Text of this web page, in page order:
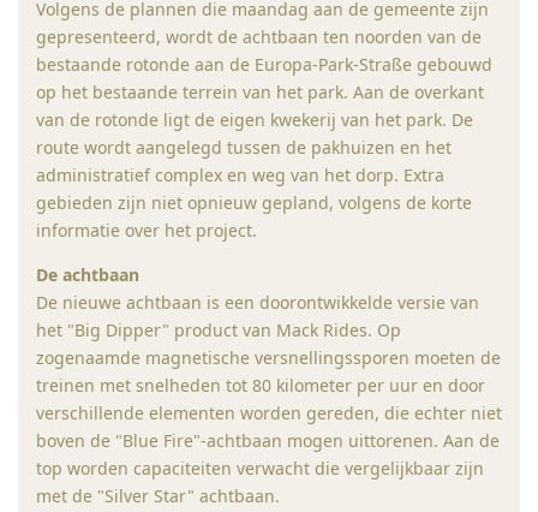
Volgens de plannen die maandag aan de gemeente zijn
gepresenteerd, wordt de achtbaan ten noorden van de
bestaande rotonde aan de Europa-Park-Straße gebouwd
op het bestaande terrein van het park. Aan de overkant
van de rotonde ligt de eigen kwekerij van het park. De
route wordt aangelegd tussen de pakhuizen en het
administratief complex en weg van het dorp. Extra
gebieden zijn niet opnieuw gepland, volgens de korte
informatie over het project.
De achtbaan
De nieuwe achtbaan is een doorontwikkelde versie van
het "Big Dipper" product van Mack Rides. Op
zogenaamde magnetische versnellingssporen moeten de
treinen met snelheden tot 80 kilometer per uur en door
verschillende elementen worden gereden, die echter niet
boven de "Blue Fire"-achtbaan mogen uittorenen. Aan de
top worden capaciteiten verwacht die vergelijkbaar zijn
met de "Silver Star" achtbaan.